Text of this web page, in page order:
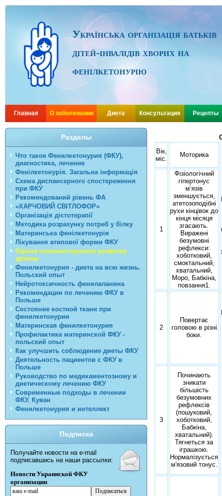
Українська організація батьків
дітей-інвалідів хворих на
фенілкетонурію
Главная О заболевании Диета Консультация Рецепты
Разделы
Что такое Фенилкетонурия (ФКУ),
диагностика, лечение
Фенілкетонурія. Загальна інформація
Схема диспансерного спостереження
при ФКУ
Рекомендований рівень ФА
«ХАРЧОВИЙ СВІТЛОФОР»
Організація дієтотерапії
Методика розрахунку потреб у білку
Материнська фенілкетонурія
Лікування атипової форми ФКУ
Оцінка психомотороного розвитку
дитини
Фенилкетонурия - диета на всю жизнь.
Польский опыт
Нейротоксичность фенилаланина
Рекомендации по лечению ФКУ в
Польше
Состояние костной ткани при
фенилкетонурии
Материнская фенилкетонурия
Профилактика материнской ФКУ -
польский опыт
Как улучшить соблюдение диеты ФКУ
Деятельность пациентов с ФКУ в
Польше
Руководство по медикаментозному и
диетическому лечению ФКУ
Современные подходы в лечении
ФКУ. Куван
Фенилкетонурия и интеллект
Подписка
Получайте новости на e-mail
подписавшись на наши рассылки:
Новости Украинской ФКУ
организации
Вік,
міс.
Моторика
1
Фізіологічний
гіпертонус
м’язів
зменшується,
атетозоподібні
рухи кінцівок до
кінця місяця
згасають.
Виражені
безумовні
рефлекси:
хоботковий,
смоктальний,
хватальний,
Моро, Бабкіна,
повзання1.
2
Повертає
головою в різні
боки.
3
Починають
зникати
більшість
безумовних
рефлексів
(пошуковий,
хоботковий,
Бабкіна,
хватальний).
Тягнеться за
іграшкою.
Нормалізується
м'язовий тонус.